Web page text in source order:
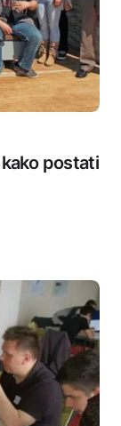
postati